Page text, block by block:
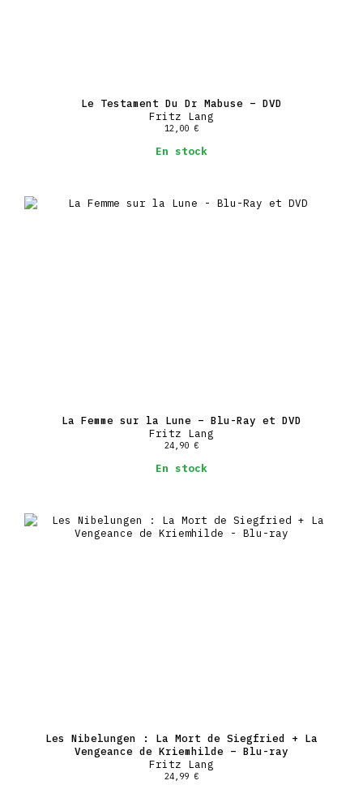
Le Testament Du Dr Mabuse – DVD
Fritz Lang
12,00 €
En stock
La Femme sur la Lune – Blu-Ray et DVD
Fritz Lang
24,90 €
En stock
Les Nibelungen : La Mort de Siegfried + La
Vengeance de Kriemhilde – Blu-ray
Fritz Lang
24,99 €